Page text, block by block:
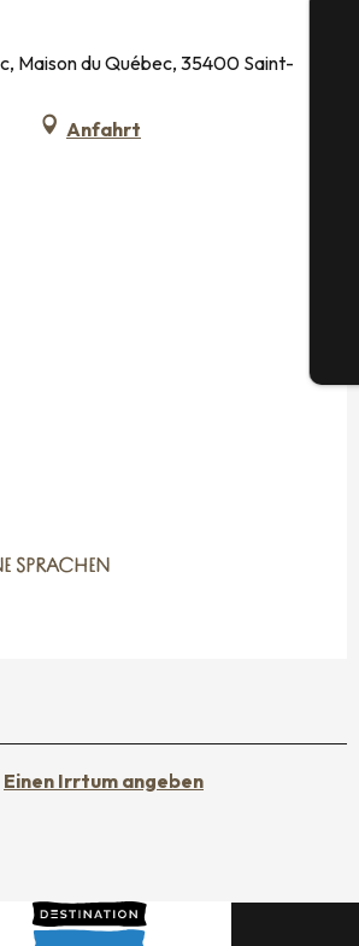
Maison du Québec, 35400 Saint-
Anfahrt
SPRACHEN
SPRACHEN
Einen Irrtum angeben